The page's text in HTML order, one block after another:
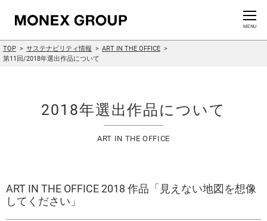
CLOSE
MENU
TOP サステナビリティ情報
ART IN THE OFFICE
第11回/2018年選出作品について
2018年選出作品について
ART IN THE OFFICE
ART IN THE OFFICE 2018 作品「見えない地図を想像
してください」
会社情報
サステナビリティ情報
お問い合わせ